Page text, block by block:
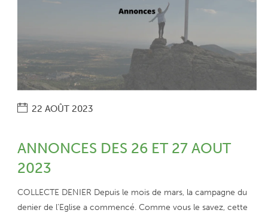
22 AOÛT 2023
ANNONCES DES 26 ET 27 AOUT
2023
COLLECTE DENIER Depuis le mois de mars, la campagne du
denier de l’Eglise a commencé. Comme vous le savez, cette